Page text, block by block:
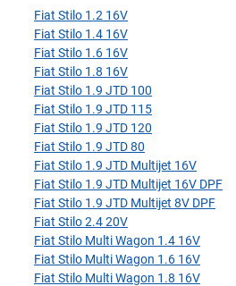
Fiat Stilo 1.2 16V
Fiat Stilo 1.4 16V
Fiat Stilo 1.6 16V
Fiat Stilo 1.8 16V
Fiat Stilo 1.9 JTD 100
Fiat Stilo 1.9 JTD 115
Fiat Stilo 1.9 JTD 120
Fiat Stilo 1.9 JTD 80
Fiat Stilo 1.9 JTD Multijet 16V
Fiat Stilo 1.9 JTD Multijet 16V DPF
Fiat Stilo 1.9 JTD Multijet 8V DPF
Fiat Stilo 2.4 20V
Fiat Stilo Multi Wagon 1.4 16V
Fiat Stilo Multi Wagon 1.6 16V
Fiat Stilo Multi Wagon 1.8 16V